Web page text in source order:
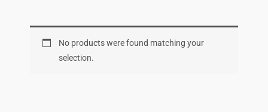
No products were found matching your
selection.